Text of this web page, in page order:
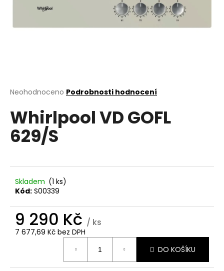
Průměrné
produktu
je
0,0
z
Neohodnoceno Podrobnosti hodnocení
Whirlpool VD GOFL
629/S
Skladem (1 ks)
Kód: S00339
9 290 Kč / ks
7 677,69 Kč bez DPH
DO KOŠÍKU
j
HLEDAT
o
p
o
r
u
č
u